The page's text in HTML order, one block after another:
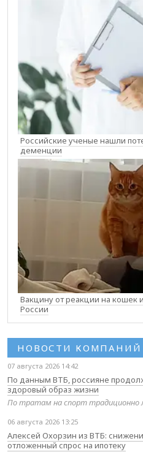
Российские ученые нашли
деменции
Вакцину от реакции на кошек
России
НОВОСТИ КОМПАНИЙ
07 августа 2026 14:42
По данным ВТБ, россияне
здоровый образ жизни
По тратам на спорт традиционно
06 августа 2026 13:25
Алексей Охорзин из ВТБ:
отложенный спрос на ипотеку